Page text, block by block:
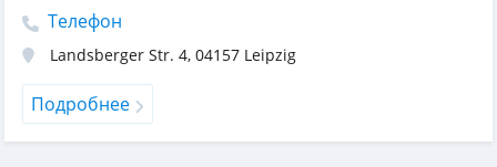
Телефон
Landsberger Str. 4, 04157 Leipzig
Подробнее